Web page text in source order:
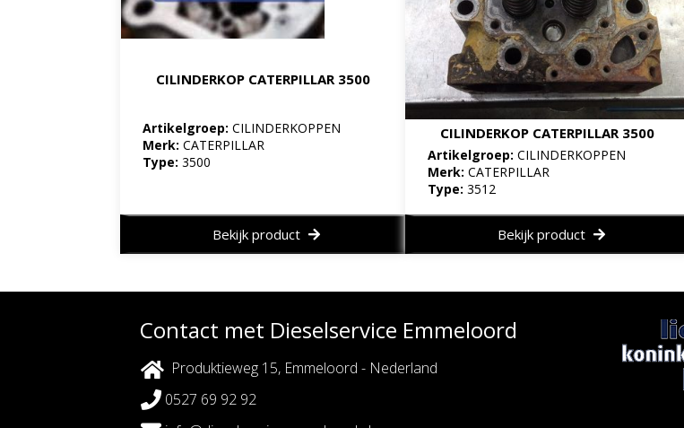
CILINDERKOP CATERPILLAR 3500
Artikelgroep:CILINDERKOPPEN
Merk:CATERPILLAR
Type: 3500
Bekijk product
CILINDERKOP CATERPILLAR 3500
Artikelgroep:CILINDERKOPPEN
Merk:CATERPILLAR
Type: 3512
Bekijk product
Contact met Dieselservice Emmeloord
Produktieweg 15, Emmeloord - Nederland
0527 69 92 92